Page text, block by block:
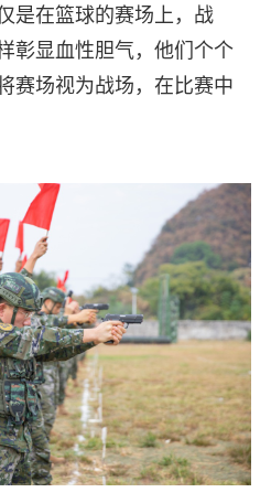
是在篮球的赛场上，战
彰显血性胆气，他们个个
赛场视为战场，在比赛中